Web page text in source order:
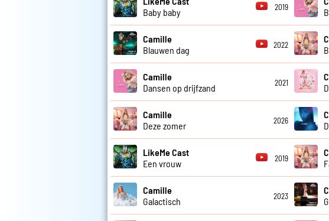
Baby baby
2019
Camille
Blauwen dag
2022
Camille
Dansen op drijfzand
2021
Camille
Deze zomer
2026
LikeMe Cast
Een vrouw
2019
Camille
Galactisch
2023